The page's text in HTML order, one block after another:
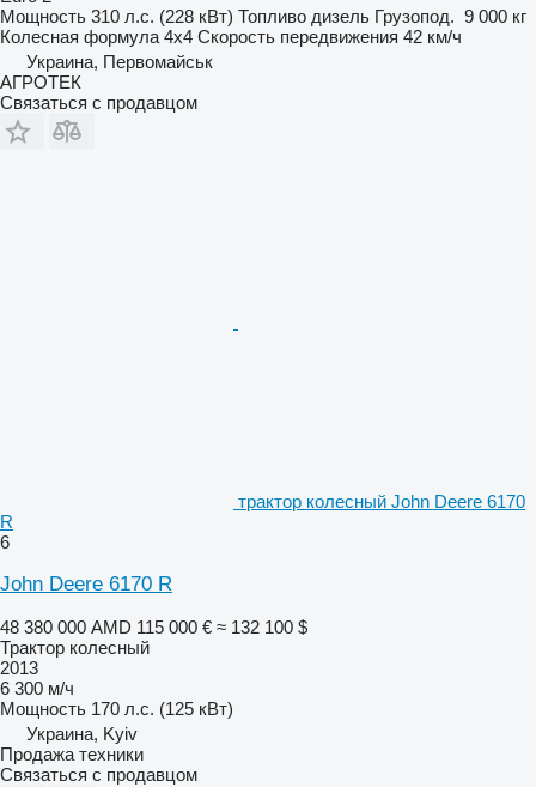
Мощность 310 л.с. (228 кВт) Топливо дизель Грузопод. 9 000 кг
Колесная формула 4x4 Скорость передвижения 42 км/ч
Украина, Первомайськ
АГРОТЕК
Связаться с продавцом
трактор колесный John Deere 6170
R
6
John Deere 6170 R
48 380 000 AMD 115 000 € ≈ 132 100 $
Трактор колесный
2013
6 300 м/ч
Мощность 170 л.с. (125 кВт)
Украина, Kyiv
Продажа техники
Связаться с продавцом